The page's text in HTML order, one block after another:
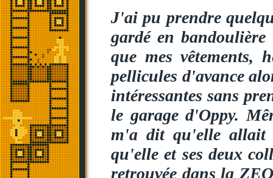
J'ai pu prendre
gardé en
que mes vêtements,
pellicules d'avance
intéressantes sans
le garage d'Oppy.
m'a dit qu'elle allait
qu'elle et ses deux
retrouvée dans la